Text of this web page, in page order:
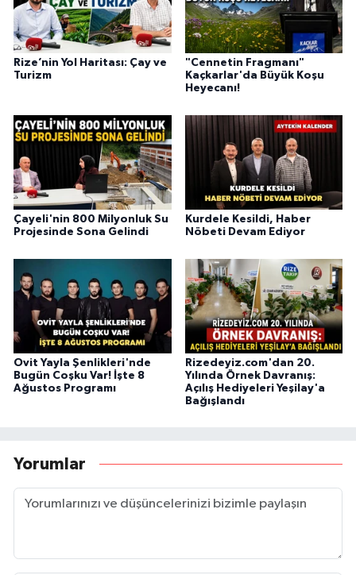
Rize’nin Yol Haritası: Çay ve
Turizm
"Cennetin Fragmanı"
Kaçkarlar'da Büyük Koşu
Heyecanı!
Çayeli'nin 800 Milyonluk Su
Projesinde Sona Gelindi
Kurdele Kesildi, Haber
Nöbeti Devam Ediyor
Ovit Yayla Şenlikleri'nde
Bugün Coşku Var! İşte 8
Ağustos Programı
Rizedeyiz.com'dan 20.
Yılında Örnek Davranış:
Açılış Hediyeleri Yeşilay'a
Bağışlandı
Yorumlar